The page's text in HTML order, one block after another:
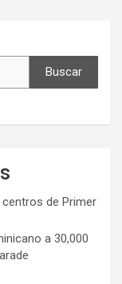
Buscar
de Primer
a 30,000